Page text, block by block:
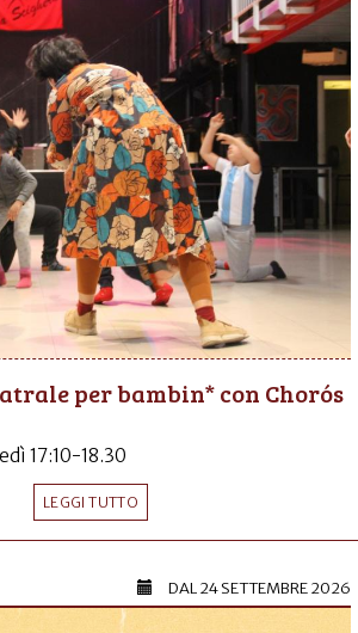
per bambin* con Chorós
17:10-18.30
LEGGI TUTTO
DAL24 SETTEMBRE 2026